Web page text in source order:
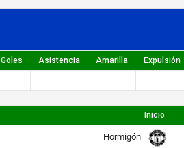
Goles Asistencia Amarilla Expulsión
Inicio
Hormigón